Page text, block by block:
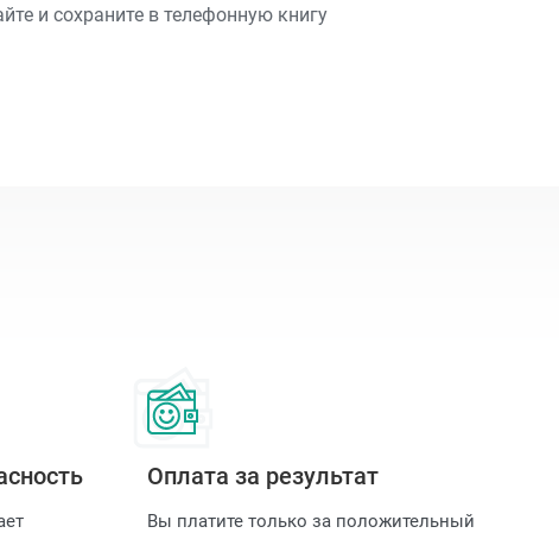
и сохраните в телефонную книгу
Оплата за результат
Вы платите только за положительный